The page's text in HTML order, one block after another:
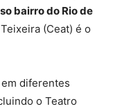
bairro do Rio de
(Ceat) é o
diferentes
o Teatro